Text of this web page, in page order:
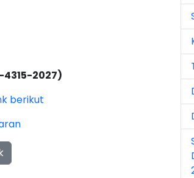
4315-2027)
berikut